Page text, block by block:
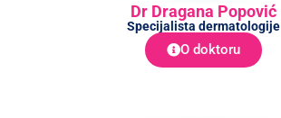
Dr Dragana Popović
Specijalista dermatologije
O doktoru